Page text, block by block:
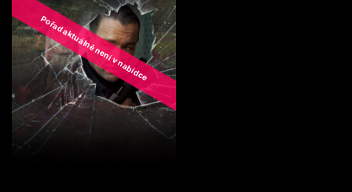
Pořad aktuálně není v nabídce